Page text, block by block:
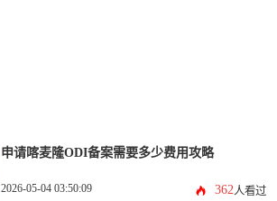
申请喀麦隆ODI备案需要多少费用攻略
2026-05-04 03:50:09 362人看过